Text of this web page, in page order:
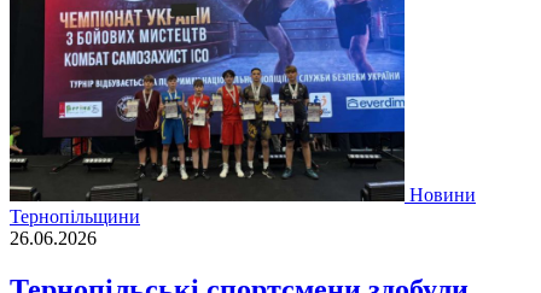
Новини
Тернопільщини
26.06.2026